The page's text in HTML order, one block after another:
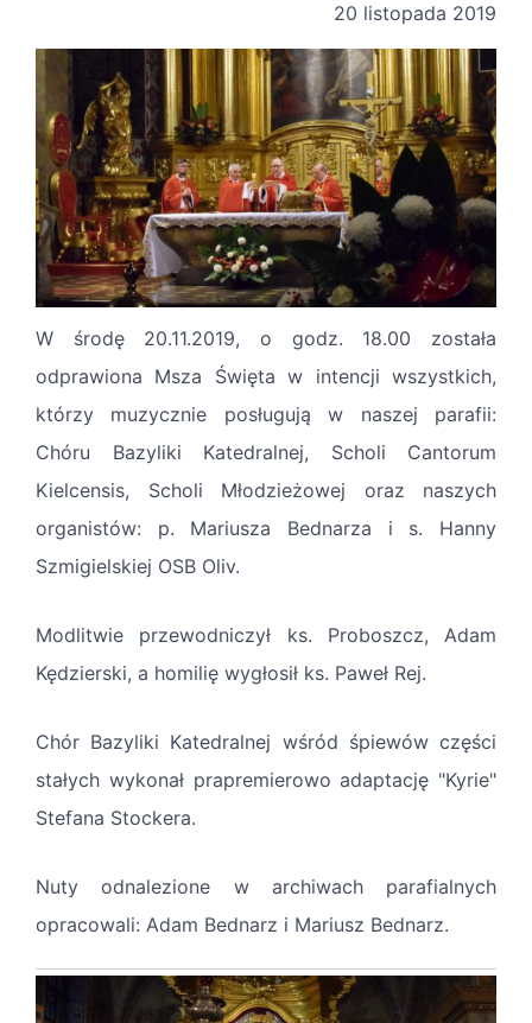
20 listopada 2019
W środę 20.11.2019, o godz. 18.00 została
odprawiona Msza Święta w intencji wszystkich,
którzy muzycznie posługują w naszej parafii:
Chóru Bazyliki Katedralnej, Scholi Cantorum
Kielcensis, Scholi Młodzieżowej oraz naszych
organistów: p. Mariusza Bednarza i s. Hanny
Szmigielskiej OSB Oliv.
Modlitwie przewodniczył ks. Proboszcz, Adam
Kędzierski, a homilię wygłosił ks. Paweł Rej.
Chór Bazyliki Katedralnej wśród śpiewów części
stałych wykonał prapremierowo adaptację "Kyrie"
Stefana Stockera.
Nuty odnalezione w archiwach parafialnych
opracowali: Adam Bednarz i Mariusz Bednarz.